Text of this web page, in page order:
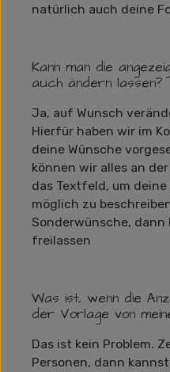
natürlich auch deine
Kann man die
auch ändern lassen?
Ja, auf Wunsch
Hierfür haben wir im
deine Wünsche
können wir alles an
das Textfeld, um
möglich zu
Sonderwünsche, dann
freilassen
Was ist, wenn die
der Vorlage von
Das ist kein Problem.
Personen, dann